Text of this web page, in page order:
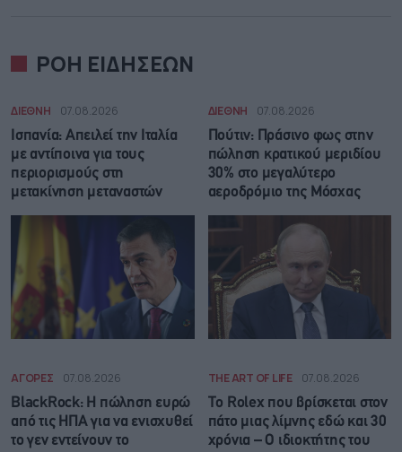
ΡΟΗ ΕΙΔΗΣΕΩΝ
ΔΙΕΘΝΗ 07.08.2026
Ισπανία: Απειλεί την Ιταλία
με αντίποινα για τους
περιορισμούς στη
μετακίνηση μεταναστών
ΔΙΕΘΝΗ 07.08.2026
Πούτιν: Πράσινο φως στην
πώληση κρατικού μεριδίου
30% στο μεγαλύτερο
αεροδρόμιο της Μόσχας
ΑΓΟΡΕΣ 07.08.2026
BlackRock: Η πώληση ευρώ
από τις ΗΠΑ για να ενισχυθεί
το γεν εντείνουν το
THE ART OF LIFE 07.08.2026
Το Rolex που βρίσκεται στον
πάτο μιας λίμνης εδώ και 30
χρόνια – Ο ιδιοκτήτης του